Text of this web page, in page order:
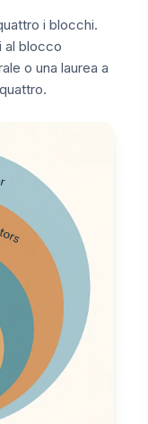
i blocchi.
al blocco
o una laurea a